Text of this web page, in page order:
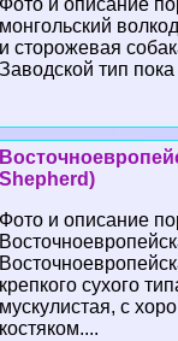
Фото и описание
монгольский
и сторожевая
Заводской тип
Shepherd)
Фото и описание
крепкого сухого
мускулистая, с
костяком....